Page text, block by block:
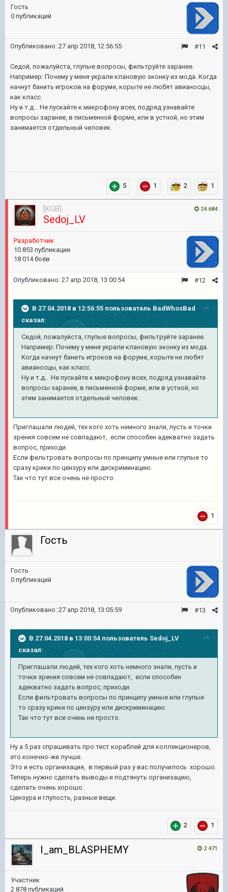
Гость
0 публикаций
#11
Опубликовано: 27 апр 2018, 12:56:55
Седой, пожалуйста, глупые вопросы, фильтруйте заранее.
Например: Почему у меня украли клановую эконку из мода. Когда
начнут банить игроков на форуме, корыте не любят авианосцы,
как класс.
Ну и т.д.. Не пускайте к микрофону всех, подряд узнавайте
вопросы заранее, в письменной форме, или в устной, но этим
занимается отдельный человек.
5 1 2 1
24 684
[KGB]
Sedoj_LV
Pазработчик
10 853 публикации
18 014 боёв
#12
Опубликовано: 27 апр 2018, 13:00:54
В 27.04.2018 в 12:56:55 пользователь BadWhosBad
сказал:
Седой, пожалуйста, глупые вопросы, фильтруйте заранее.
Например: Почему у меня украли клановую эконку из мода.
Когда начнут банить игроков на форуме, корыте не любят
авианосцы, как класс.
Ну и т.д.. Не пускайте к микрофону всех, подряд узнавайте
вопросы заранее, в письменной форме, или в устной, но
этим занимается отдельный человек.
Приглашали людей, тех кого хоть немного знали, пусть и точки
зрения совсем не совпадают, если способен адекватно задать
вопрос, приходи.
Если фильтровать вопросы по принципу умные или глупые то
сразу крики по цензуру или дискриминацию.
Так что тут все очень не просто.
1
Гость
Гость
0 публикаций
#13
Опубликовано: 27 апр 2018, 13:05:59
В 27.04.2018 в 13:00:54 пользователь Sedoj_LV
сказал:
Приглашали людей, тех кого хоть немного знали, пусть и
точки зрения совсем не совпадают, если способен
адекватно задать вопрос, приходи.
Если фильтровать вопросы по принципу умные или глупые
то сразу крики по цензуру или дискриминацию.
Так что тут все очень не просто.
Ну а 5 раз спрашивать про тест кораблей для коллекционеров,
это конечно-же лучше.
Это и есть организация, в первый раз у вас получилось хорошо.
Теперь нужно сделать выводы и подтянуть организацию,
сделать очень хорошо.
Цензура и глупость, разные вещи.
2 1
2 471
I_am_BLASPHEMY
Участник
2 878 публикаций